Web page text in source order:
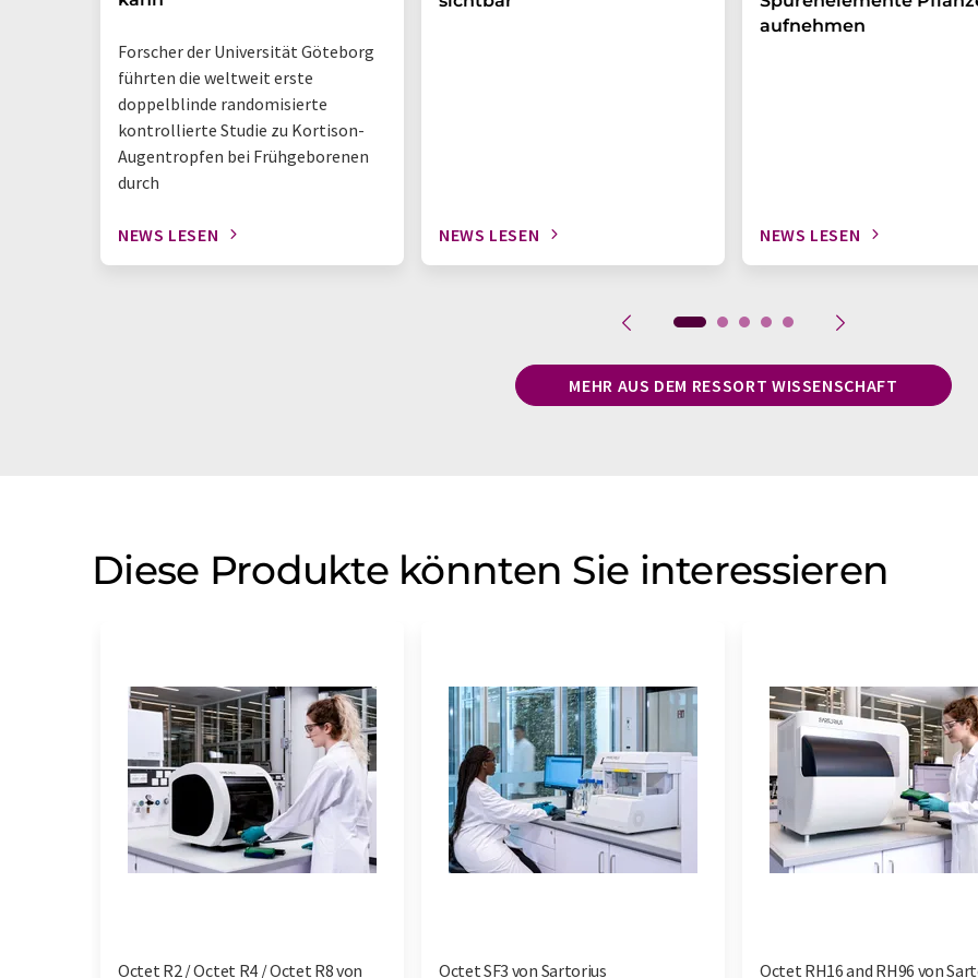
Forscher der Universität Göteborg
führten die weltweit erste
doppelblinde randomisierte
kontrollierte Studie zu Kortison-
Augentropfen bei Frühgeborenen
durch
NEWS LESEN NEWS LESEN
aufnehmen
NEWS LESEN
MEHR AUS DEM RESSORT WISSENSCHAFT
Diese Produkte könnten Sie interessieren
Octet R2 / Octet R4 / Octet R8 von Octet SF3 von Sartorius Octet RH16 and RH96 von